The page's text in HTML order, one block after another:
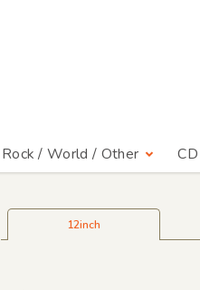
Rock / World / Other
12inch